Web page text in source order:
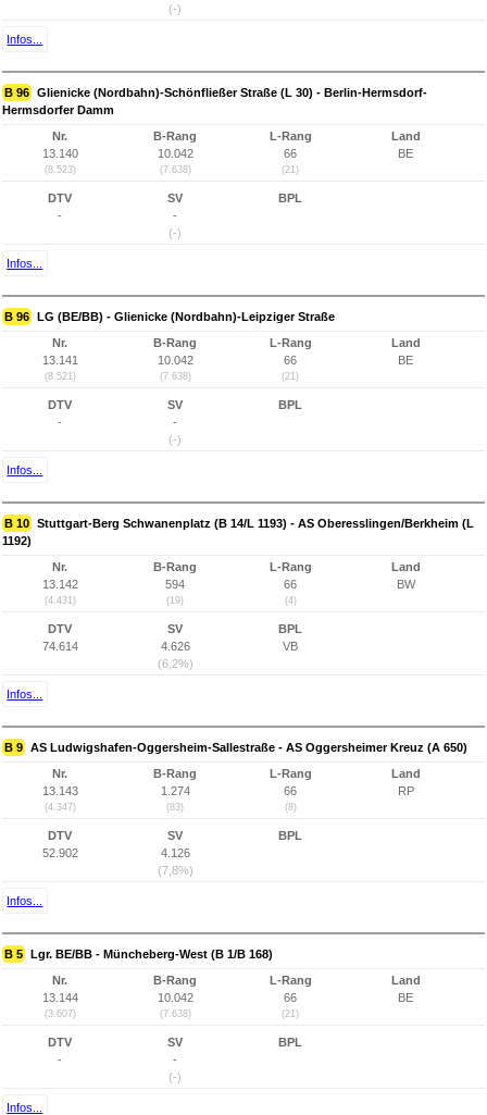
(-)
Infos...
B 96 Glienicke (Nordbahn)-Schönfließer Straße (L 30) - Berlin-Hermsdorf-
Hermsdorfer Damm
Nr.
13.140
(8.523)
B-Rang
10.042
(7.638)
L-Rang
66
(21)
Land
BE
DTV
-
SV
-
(-)
BPL
Infos...
B 96 LG (BE/BB) - Glienicke (Nordbahn)-Leipziger Straße
Nr.
13.141
(8.521)
B-Rang
10.042
(7.638)
L-Rang
66
(21)
Land
BE
DTV
-
SV
-
(-)
BPL
Infos...
B 10 Stuttgart-Berg Schwanenplatz (B 14/L 1193) - AS Oberesslingen/Berkheim (L
1192)
Nr.
13.142
(4.431)
B-Rang
594
(19)
L-Rang
66
(4)
Land
BW
DTV
74.614
SV
4.626
(6,2%)
BPL
VB
Infos...
B 9 AS Ludwigshafen-Oggersheim-Sallestraße - AS Oggersheimer Kreuz (A 650)
Nr.
13.143
(4.347)
B-Rang
1.274
(83)
L-Rang
66
(8)
Land
RP
DTV
52.902
SV
4.126
(7,8%)
BPL
Infos...
B 5 Lgr. BE/BB - Müncheberg-West (B 1/B 168)
Nr.
13.144
(3.607)
B-Rang
10.042
(7.638)
L-Rang
66
(21)
Land
BE
DTV
-
SV
-
(-)
BPL
Infos...